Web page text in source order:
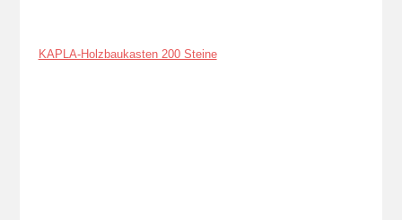
KAPLA-Holzbaukasten 200 Steine